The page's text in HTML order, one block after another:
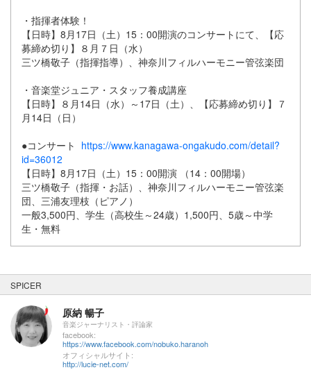
・指揮者体験！
【日時】8月17日（土）15：00開演のコンサートにて、【応
募締め切り】８月７日（水）
三ツ橋敬子（指揮指導）、神奈川フィルハーモニー管弦楽団
・音楽堂ジュニア・スタッフ養成講座
【日時】８月14日（水）～17日（土）、【応募締め切り】７
月14日（日）
●コンサート https://www.kanagawa-ongakudo.com/detail?
id=36012
【日時】8月17日（土）15：00開演 （14：00開場）
三ツ橋敬子（指揮・お話）、神奈川フィルハーモニー管弦楽
団、三浦友理枝（ピアノ）
一般3,500円、学生（高校生～24歳）1,500円、5歳～中学
生・無料
SPICER
原納 暢子
音楽ジャーナリスト・評論家
facebook:
https://www.facebook.com/nobuko.haranoh
オフィシャルサイト:
http://lucie-net.com/